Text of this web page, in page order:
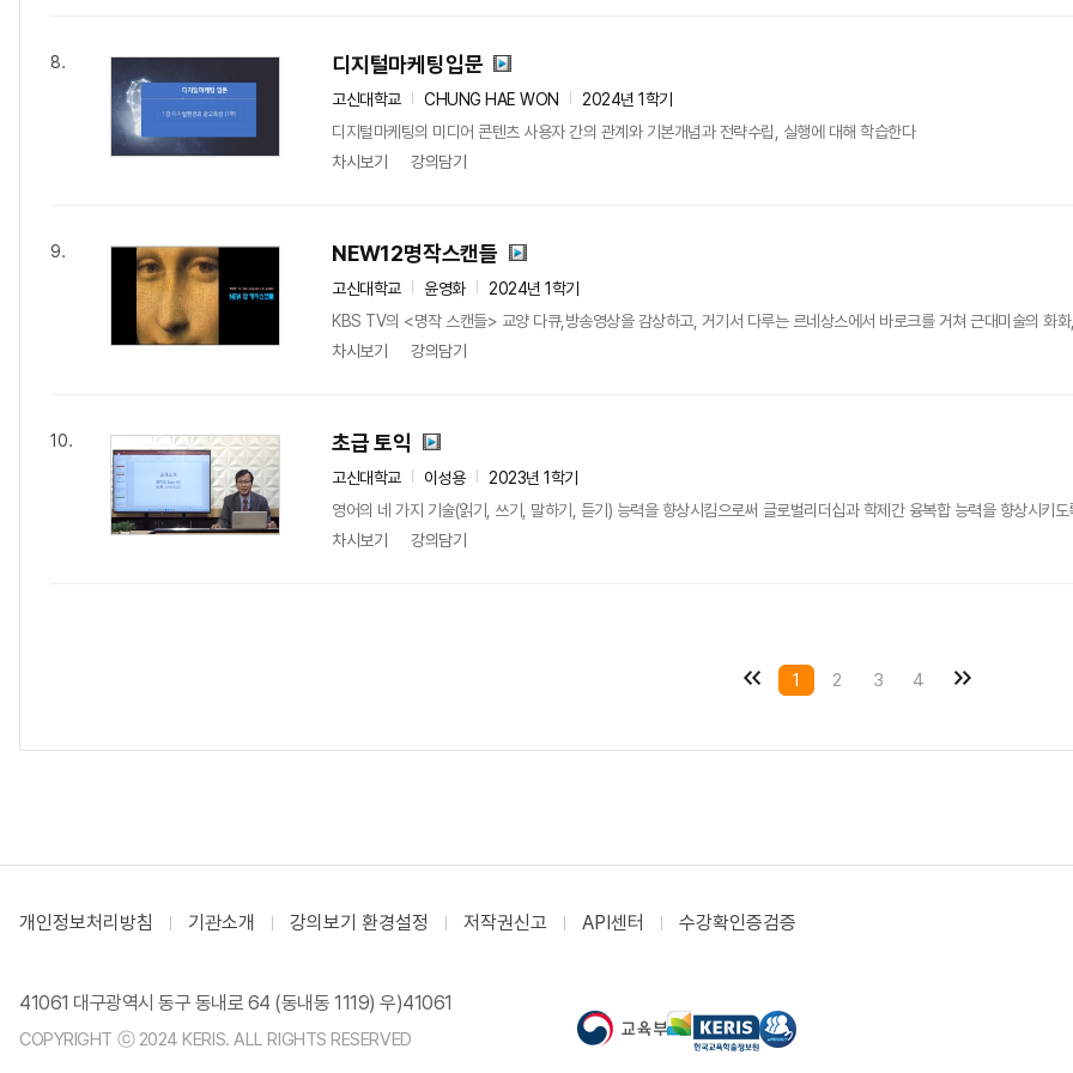
8. 디지털마케팅입문
고신대학교 CHUNG HAE WON
2024년 1학기
디지털마케팅의 미디어 콘텐츠 사용자 간의 관계와 기본개념과 전략수립, 실행에 대해 학습한다
차시보기
강의담기
9. NEW12명작스캔들
고신대학교 윤영화
2024년 1학기
KBS TV의 <명작 스캔들> 교양 다큐,방송영상을 감상하고, 거기서 다루는 르네상스에서 바로크를 거쳐 근대미술의 화
차시보기
강의담기
10. 초급 토익
고신대학교 이성용
2023년 1학기
영어의 네 가지 기술(읽기, 쓰기, 말하기, 듣기) 능력을 향상시킴으로써 글로벌리더십과 학제간 융복합 능력을 향상시키도
차시보기
강의담기
1 2 3 4
개인정보처리방침 기관소개 강의보기 환경설정 저작권신고 API센터 수강확인증검증
41061 대구광역시 동구 동내로 64 (동내동 1119) 우)41061
COPYRIGHT ⓒ 2024 KERIS. ALL RIGHTS RESERVED